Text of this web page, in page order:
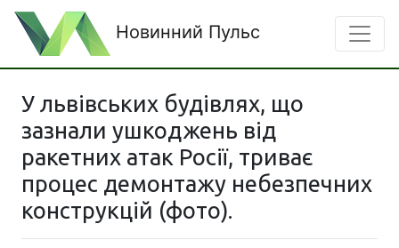
Новинний Пульс
У львівських будівлях, що
зазнали ушкоджень від
ракетних атак Росії, триває
процес демонтажу небезпечних
конструкцій (фото).